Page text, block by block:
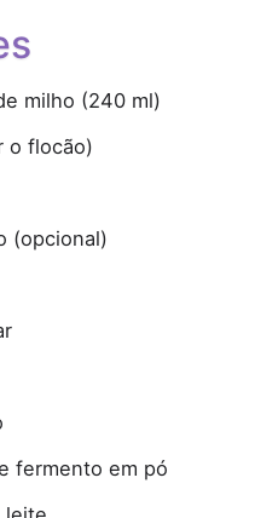
milho (240 ml)
o flocão)
(opcional)
fermento em pó